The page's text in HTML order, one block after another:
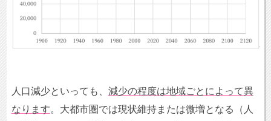
人口減少といっても、 減少の程度は地域ごとによって異
なります。大都市圏では現状維持または微増となる（人